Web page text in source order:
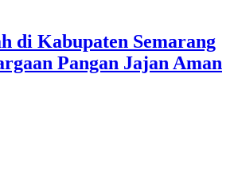
di Kabupaten Semarang
Pangan Jajan Aman